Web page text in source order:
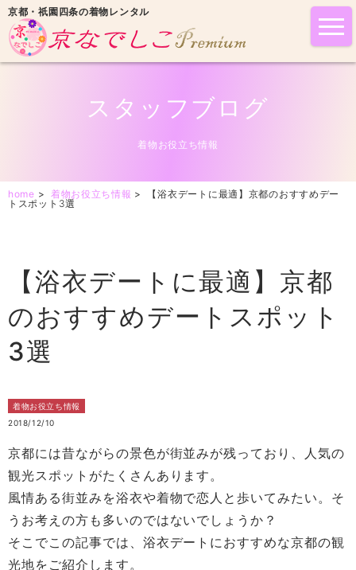
京都・祇園四条の着物レンタル
スタッフブログ
着物お役立ち情報
home > 着物お役立ち情報 >
【浴衣デートに最適】京都のおすすめデー
トスポット3選
【浴衣デートに最適】京都
のおすすめデートスポット
3選
着物お役立ち情報
2018/12/10
京都には昔ながらの景色が街並みが残っており、人気の
観光スポットがたくさんあります。
風情ある街並みを浴衣や着物で恋人と歩いてみたい。そ
うお考えの方も多いのではないでしょうか？
そこでこの記事では、浴衣デートにおすすめな京都の観
光地をご紹介します。